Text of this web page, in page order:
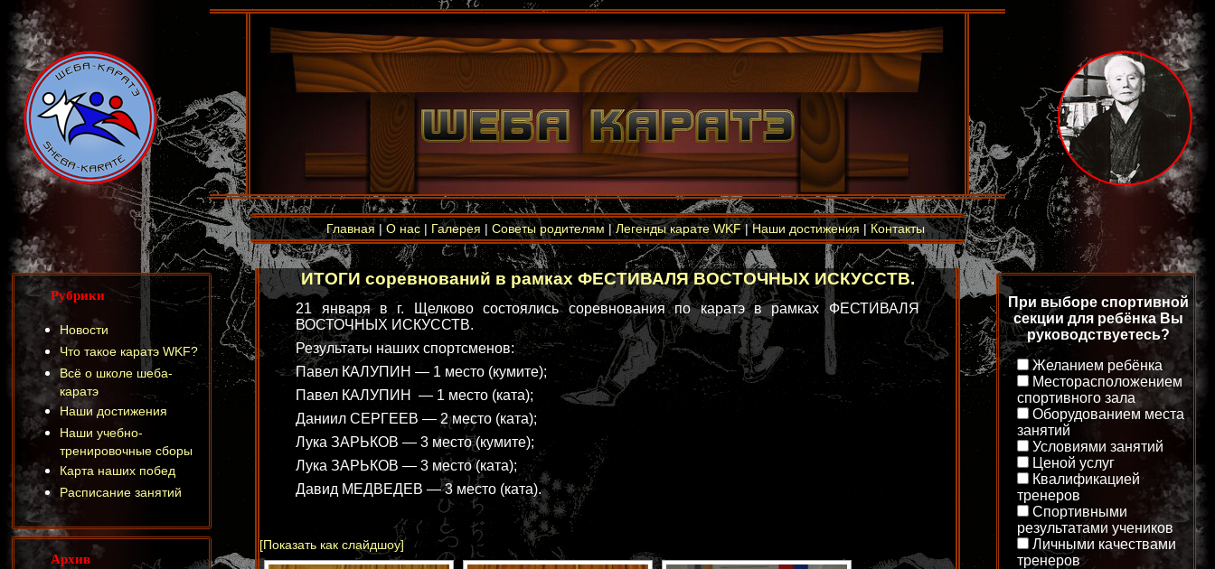
Главная|О нас | Галерея | Советы родителям |Легенды карате WKF|Наши достижения|Контакты
ИТОГИ соревнований в рамках ФЕСТИВАЛЯ ВОСТОЧНЫХ ИСКУССТВ.
21 января в г. Щелково состоялись соревнования по каратэ в рамках ФЕСТИВАЛЯ
ВОСТОЧНЫХ ИСКУССТВ.
Результаты наших спортсменов:
Павел КАЛУПИН — 1 место (кумите);
Павел КАЛУПИН — 1 место (ката);
Даниил СЕРГЕЕВ — 2 место (ката);
Лука ЗАРЬКОВ — 3 место (кумите);
Лука ЗАРЬКОВ — 3 место (ката);
Давид МЕДВЕДЕВ — 3 место (ката).
[Показать как слайдшоу]
Рубрики
Новости
Что такое каратэ WKF?
Всё о школе шеба-
каратэ
Наши достижения
Наши учебно-
тренировочные сборы
Карта наших побед
Расписание занятий
Архив
При выборе спортивной
секции для ребёнка Вы
руководствуетесь?
Желанием ребёнка
Месторасположением
спортивного зала
Оборудованием места
занятий
Условиями занятий
Ценой услуг
Квалификацией
тренеров
Спортивными
результатами учеников
Личными качествами
тренеров